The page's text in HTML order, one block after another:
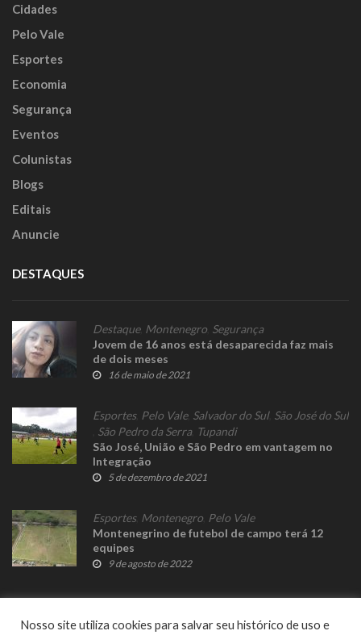
Cidades
Pelo Vale
Esportes
Economia
Segurança
Eventos
Colunistas
Blogs
Editais
Anuncie
DESTAQUES
Destaque, Montenegro Segurança
Jovem de 16 anos está desaparecida faz mais
de dois meses
16 de maio de 2021
Esportes, Pelo Vale, Salvador do Sul, São José do Sul
São Pedro da Serra, Tupandi
São José, União e São Pedro em vantagem no
Integração
5 de dezembro de 2021
Esportes, Montenegro Pelo Vale
Montenegrino de futebol de campo terá 12
equipes
9 de agosto de 2022
Nosso site utiliza cookies para salvar seu histórico de uso e